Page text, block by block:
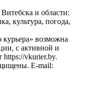
и области:
культура, погода,
курьера» возможна
с активной и
https://vkurier.by.
E-mail: